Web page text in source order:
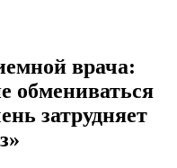
врача:
обмениваться
затрудняет